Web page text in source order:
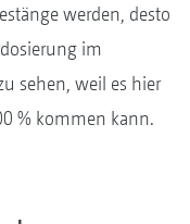
werden, desto
im
sehen, weil es hier
% kommen kann.